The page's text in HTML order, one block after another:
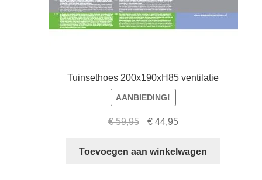
Tuinsethoes 200x190xH85 ventilatie
AANBIEDING!
€59,95
Oorspronkelijke
was:
€44,95Huidige
is:
Toevoegen aan winkelwagen